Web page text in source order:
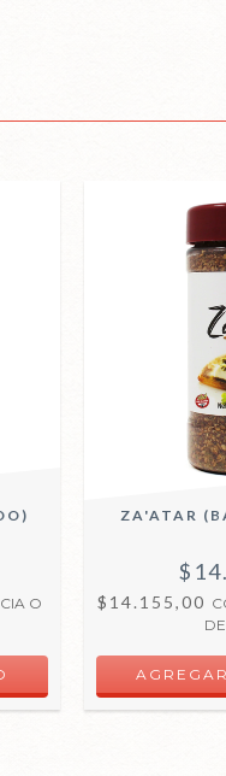
O
ZA'ATAR
$14.155,00